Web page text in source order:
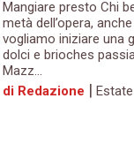
Mangiare presto Chi
metà dell’opera,
vogliamo iniziare una
dolci e brioches
Mazz...
di Redazione |